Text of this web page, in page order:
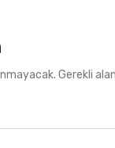
Gerekli